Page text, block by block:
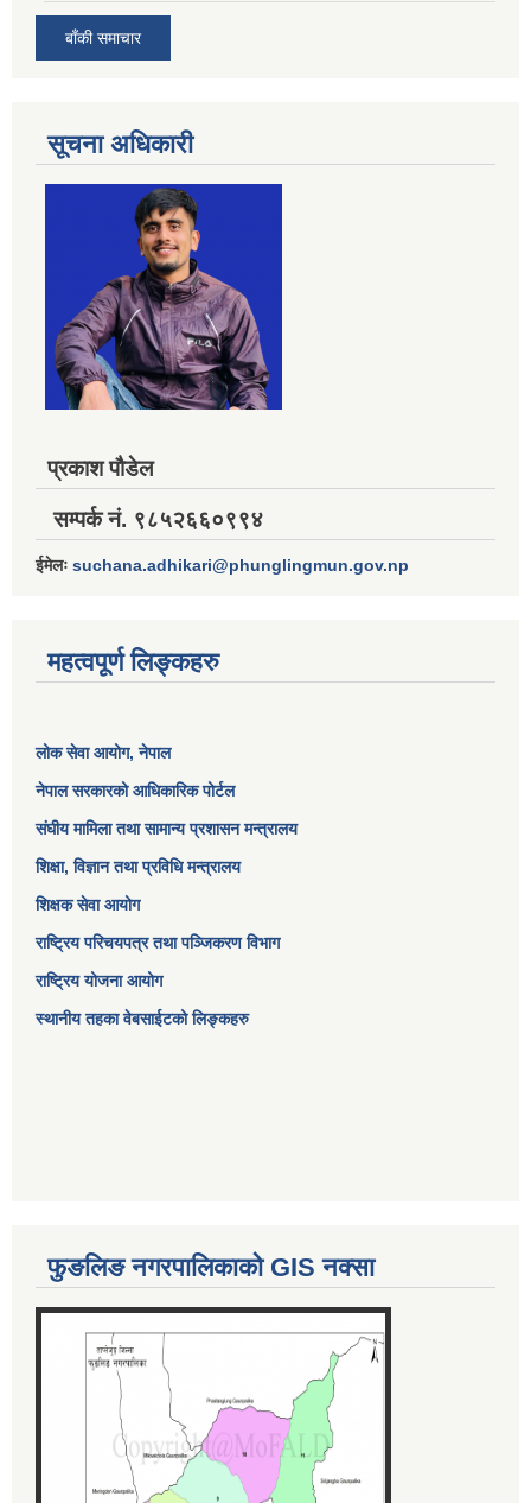
बाँकी समाचार
सूचना अधिकारी
प्रकाश पौडेल
सम्पर्क नं. ९८५२६६०९९४
ईमेलः suchana.adhikari@phunglingmun.gov.np
महत्वपूर्ण लिङ्कहरु
लोक सेवा आयोग, नेपाल
नेपाल सरकारको आधिकारिक पोर्टल
संघीय मामिला तथा सामान्य प्रशासन मन्त्रालय
शिक्षा, विज्ञान तथा प्रविधि मन्त्रालय
शिक्षक सेवा आयोग
राष्ट्रिय परिचयपत्र तथा पञ्जिकरण विभाग
राष्ट्रिय योजना आयोग
स्थानीय तहका वेबसाईटको लिङ्कहरु
फुङलिङ नगरपालिकाको GIS नक्सा